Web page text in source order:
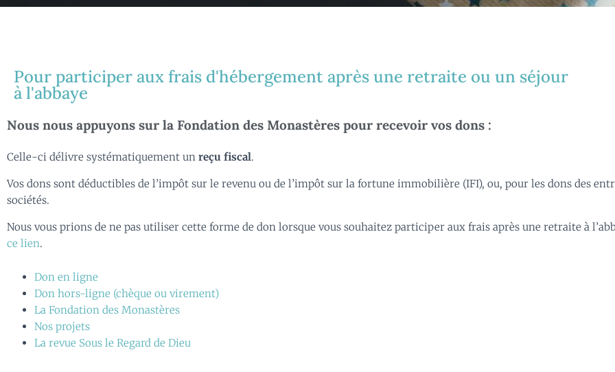
Pour participer aux frais d'hébergement après une retraite ou un séjour
à l'abbaye
Nous nous appuyons sur la Fondation des Monastères pour recevoir vos dons :
Celle-ci délivre systématiquement un reçu fiscal.
Vos dons sont déductibles de l’impôt sur le revenu ou de l’impôt sur la fortune immobilière (IFI), ou, pour les dons des
sociétés.
Nous vous prions de ne pas utiliser cette forme de don lorsque vous souhaitez participer aux frais après une retraite à
ce lien.
Don en ligne
Don hors-ligne (chèque ou virement)
La Fondation des Monastères
Nos projets
La revue Sous le Regard de Dieu